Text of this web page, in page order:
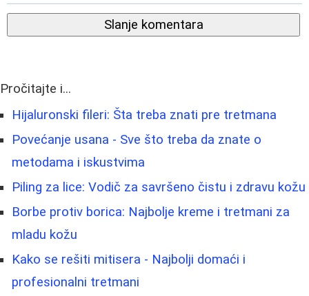
Slanje komentara
Pročitajte i...
Hijaluronski fileri: Šta treba znati pre tretmana
Povećanje usana - Sve što treba da znate o
metodama i iskustvima
Piling za lice: Vodič za savršeno čistu i zdravu kožu
Borbe protiv borica: Najbolje kreme i tretmani za
mladu kožu
Kako se rešiti mitisera - Najbolji domaći i
profesionalni tretmani